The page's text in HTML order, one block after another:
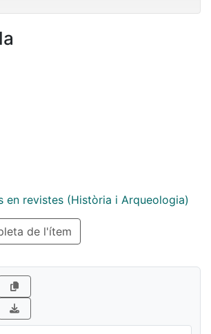
en revistes (Història i Arqueologia)
de l'ítem